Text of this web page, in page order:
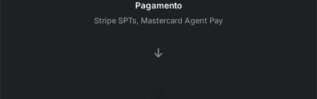
Pagamento
Stripe SPTs, Mastercard Agent Pay
→